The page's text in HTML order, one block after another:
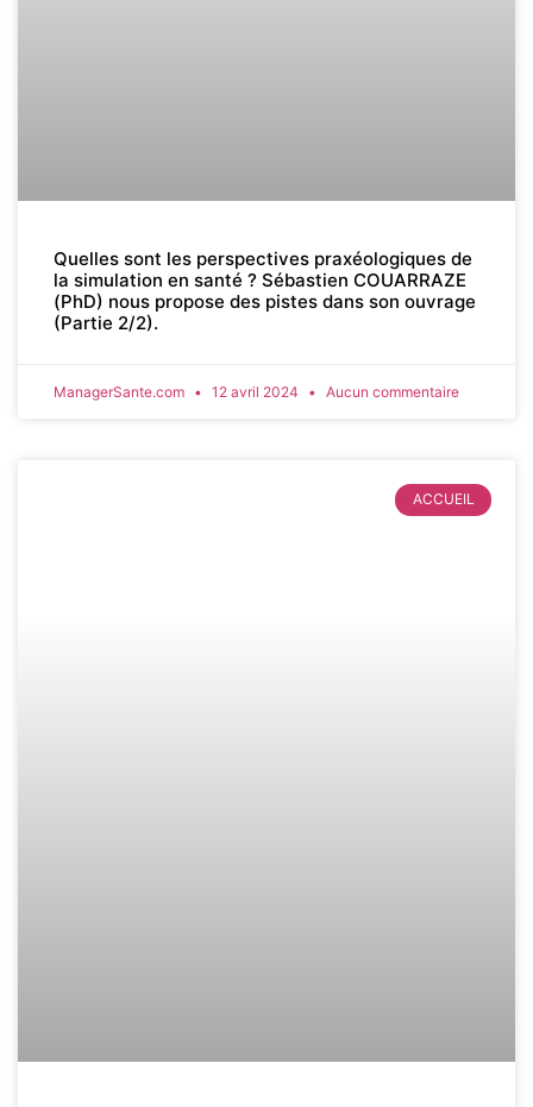
Quelles sont les perspectives praxéologiques de
la simulation en santé ? Sébastien COUARRAZE
(PhD) nous propose des pistes dans son ouvrage
(Partie 2/2).
ManagerSante.com 12 avril 2024 Aucun commentaire
ACCUEIL